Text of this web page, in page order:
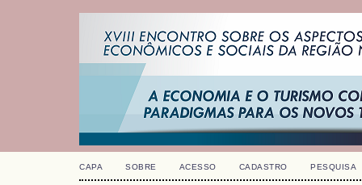
CAPA SOBRE ACESSO CADASTRO PESQUISA